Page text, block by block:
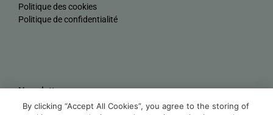
Politique des cookies
Politique de confidentialité
Newsletter
Nom
By clicking “Accept All Cookies”, you agree to the storing of